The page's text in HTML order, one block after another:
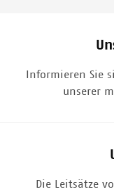
Informieren Sie
unserer
Die Leitsätze